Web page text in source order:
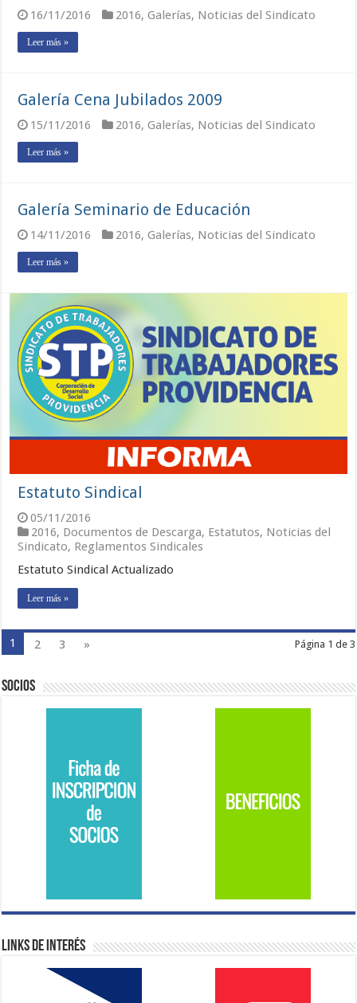
16/11/2016 2016,Galerías, Noticias del Sindicato
Leer más »
Galería Cena Jubilados 2009
15/11/2016 2016,Galerías, Noticias del Sindicato
Leer más »
Galería Seminario de Educación
14/11/2016 2016,Galerías, Noticias del Sindicato
Leer más »
Estatuto Sindical
05/11/2016
2016, Documentos de Descarga, Estatutos, Noticias del
Sindicato, Reglamentos Sindicales
Estatuto Sindical Actualizado
Leer más »
Página 1 de 3
1 2 3 »
Socios
Links de Interés